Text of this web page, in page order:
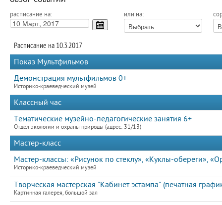
расписание на: или на:
Расписание на 10.3.2017
Показ Мультфильмов
Демонстрация мультфильмов 0+
Историко-краеведческий музей
Классный час
Тематические музейно-педагогические занятия 6+
Отдел экологии и охраны природы (адрес: 31/13)
Мастер-класс
Мастер-классы: «Рисунок по стеклу», «Куклы-обереги»,
Историко-краеведческий музей
Творческая мастерская "Кабинет эстампа" (печатная
Картинная галерея, большой зал